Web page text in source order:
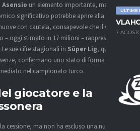
ULTIME
7
Asensio un elemento importante, ma
significativo potrebbe aprire alla
con cautela, consapevole che il valore
oggi stimato in 17 milioni – rappresenta
sue cifre stagionali in Süper Lig, quattro
confermano uno stato di forma
nel campionato turco.
giocatore e la
cessione, ma non ha escluso una nuova